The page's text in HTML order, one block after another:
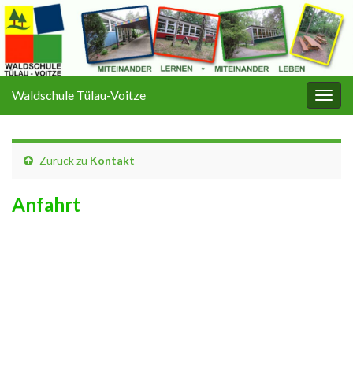
Waldschule Tülau-Voitze
Zurück zu Kontakt
Anfahrt